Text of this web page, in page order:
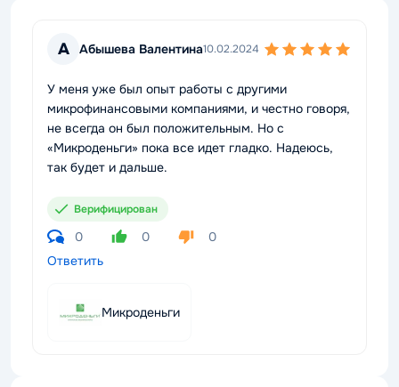
А Абышева Валентина10.02.2024
У меня уже был опыт работы с другими
микрофинансовыми компаниями, и честно говоря,
не всегда он был положительным. Но с
«Микроденьги» пока все идет гладко. Надеюсь,
так будет и дальше.
Верифицирован
0 0
0
Ответить
Микроденьги